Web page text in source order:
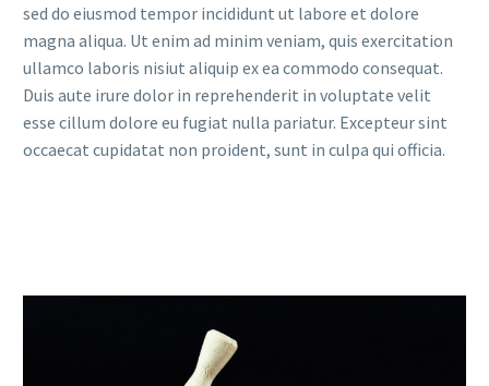
sed do eiusmod tempor incididunt ut labore et dolore
magna aliqua. Ut enim ad minim veniam, quis exercitation
ullamco laboris nisiut aliquip ex ea commodo consequat.
Duis aute irure dolor in reprehenderit in voluptate velit
esse cillum dolore eu fugiat nulla pariatur. Excepteur sint
occaecat cupidatat non proident, sunt in culpa qui officia.